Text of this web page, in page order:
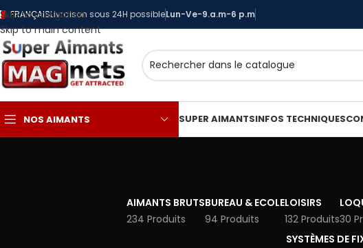
Skip to navigation
Skip to main content
FRANÇAISLivraison sous 24H possibleLun-Ve-9.a.m-6 p.m
NOS AIMANTS SUPER AIMANTSINFOS TECHNIQUES
AIMANTS BRUTS
234 Produits
BUREAU & ECOLE
94 Produits
LOISIRS
132 Produits30
SYSTÈMES DE